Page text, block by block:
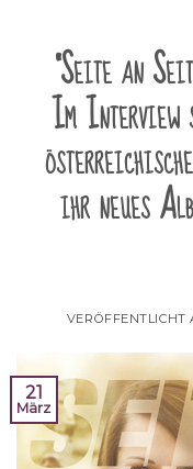
"Seite an
Im
ihr neues
VERÖFFENTLICHT
21
März